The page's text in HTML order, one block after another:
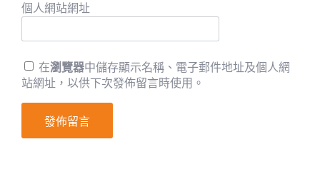
個人網站網址
在瀏覽器中儲存顯示名稱、電子郵件地址及個人網
站網址，以供下次發佈留言時使用。